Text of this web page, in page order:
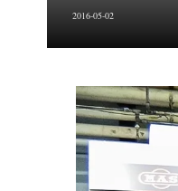
2016-05-02